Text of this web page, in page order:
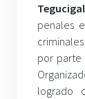
penales
por parte
logrado